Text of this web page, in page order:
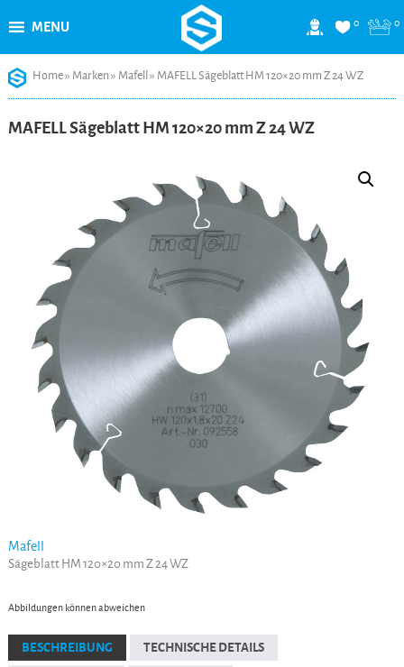
content
0 0
MENU
Home» Marken» Mafell » MAFELL Sägeblatt HM 120×20 mm Z 24 WZ
MAFELL Sägeblatt HM 120×20 mm Z 24 WZ
Mafell
Sägeblatt HM 120×20 mm Z 24 WZ
Abbildungen können abweichen
BESCHREIBUNG TECHNISCHE DETAILS